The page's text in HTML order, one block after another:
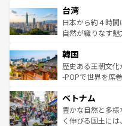
情報は
人々、おいしいロ
ク、伝統的なフ
っている。訪れる
はコンテンツ一覧
リアリーフや大陸
ク）、タスマニ
ど、見どころが
いる。アクティビ
ビング、ハイキ
い。オーストラ
参照してほしい。
台湾
日本から約４時
自然が織りなす
ン）、静ひつな山
と山間の静けさ
驚きをもたらし
容にもいいと評判
が味
照してほしい。
韓国
歴史ある王朝文
-POPで世界を席
き、地方に足を延
できる。そして
まで、さまざま
ベトナム
豊かな自然と多
く伸びる国土に